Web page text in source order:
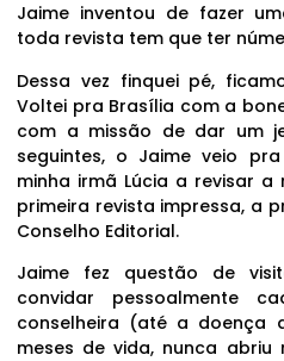
Jaime inventou de fazer
toda revista tem que ter
Dessa vez finquei pé,
Voltei pra Brasília com a
com a missão de dar um
seguintes, o Jaime veio
minha irmã Lúcia a revisar a
primeira revista impressa, a
Conselho Editorial.
Jaime fez questão de
convidar pessoalmente
conselheira (até a doença
meses de vida, nunca